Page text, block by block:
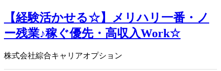
【経験活かせる☆】メリハリ一番・ノ
ー残業♪稼ぐ優先・高収入Work☆
株式会社綜合キャリアオプション